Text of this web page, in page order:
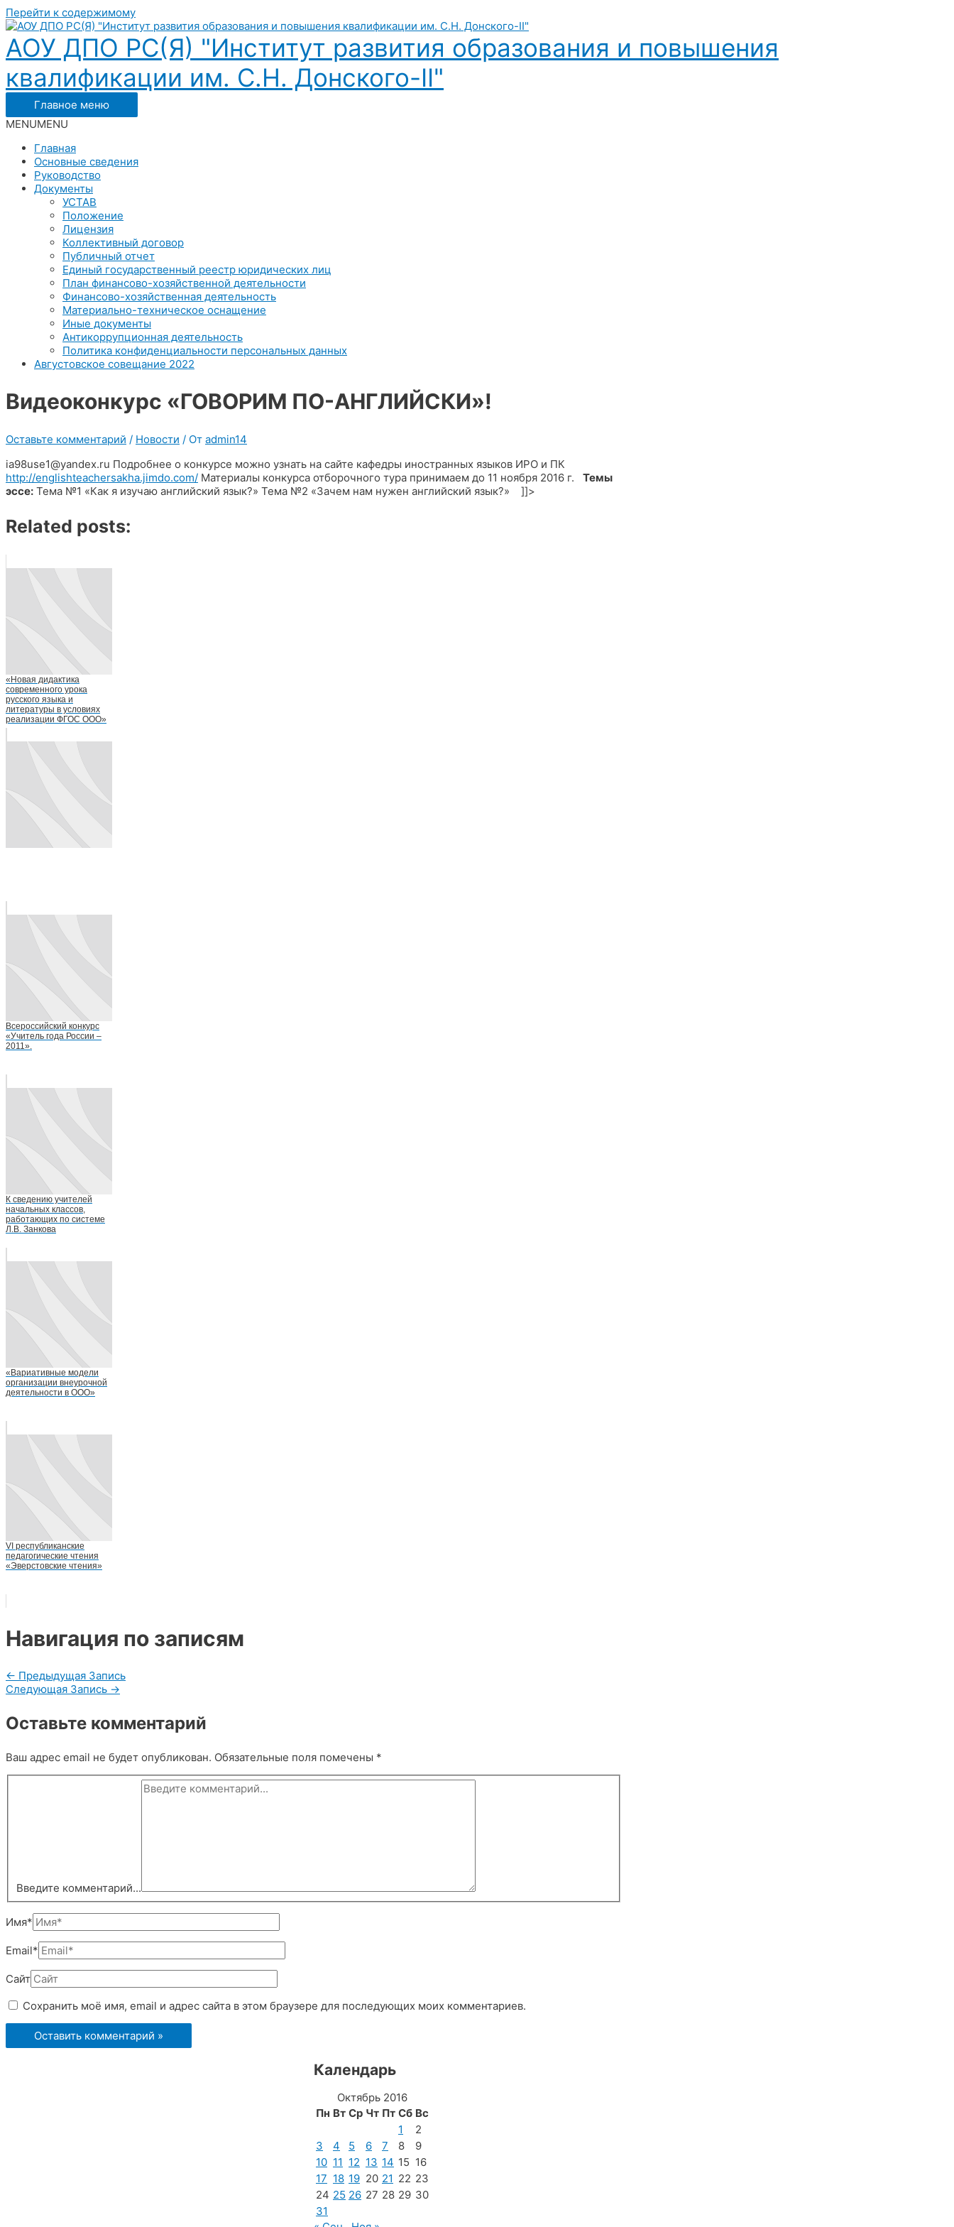
Перейти к содержимому
АОУ ДПО РС(Я) "Институт развития образования и повышения
квалификации им. С.Н. Донского-II"
Главное меню
MENUMENU
Главная
Основные сведения
Руководство
Документы
УСТАВ
Положение
Лицензия
Коллективный договор
Публичный отчет
Единый государственный реестр юридических лиц
План финансово-хозяйственной деятельности
Финансово-хозяйственная деятельность
Материально-техническое оснащение
Иные документы
Антикоррупционная деятельность
Политика конфиденциальности персональных данных
Августовское совещание 2022
Видеоконкурс «ГОВОРИМ ПО-АНГЛИЙСКИ»!
Оставьте комментарий / Новости / От admin14
ia98use1@yandex.ru Подробнее о конкурсе можно узнать на сайте кафедры иностранных языков ИРО и ПК
http://englishteachersakha.jimdo.com/ Материалы конкурса отборочного тура принимаем до 11 ноября 2016 г. Темы
эссе: Тема №1 «Как я изучаю английский язык?» Тема №2 «Зачем нам нужен английский язык?» ]]>
Related posts:
«Новая дидактика
современного урока
русского языка и
литературы в условиях
реализации ФГОС ООО»
Всероссийский конкурс
«Учитель года России –
2011».
К сведению учителей
начальных классов,
работающих по системе
Л.В. Занкова
«Вариативные модели
организации внеурочной
деятельности в ООО»
VI республиканские
педагогические чтения
«Эверстовские чтения»
Навигация по записям
← Предыдущая Запись
Следующая Запись →
Оставьте комментарий
Ваш адрес email не будет опубликован. Обязательные поля помечены *
Введите комментарий...
Имя*
Email*
Сайт
Сохранить моё имя, email и адрес сайта в этом браузере для последующих моих комментариев.
Календарь
Октябрь 2016
Пн Вт Ср Чт Пт Сб Вс
1
2
3
4 5 6 7 8
9
10 11 12 13 14 15 16
17 18 19 20 21 22 23
24 25 26 27 28 29 30
31